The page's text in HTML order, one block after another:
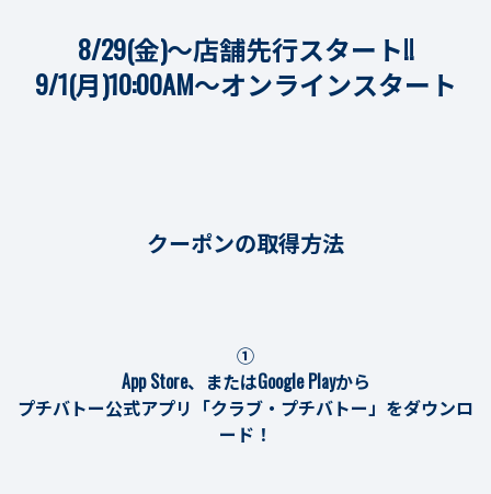
8/29(金)～店舗先行スタート!!
9/1(月)10:00AM～オンラインスタート
クーポンの取得方法
①
App Store、またはGoogle Playから
プチバトー公式アプリ「クラブ・プチバトー」をダウンロ
ード！